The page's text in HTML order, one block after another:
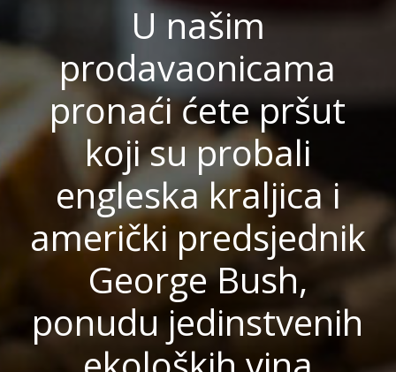
U našim
prodavaonicama
pronaći ćete pršut
koji su probali
engleska kraljica i
američki predsjednik
George Bush,
ponudu jedinstvenih